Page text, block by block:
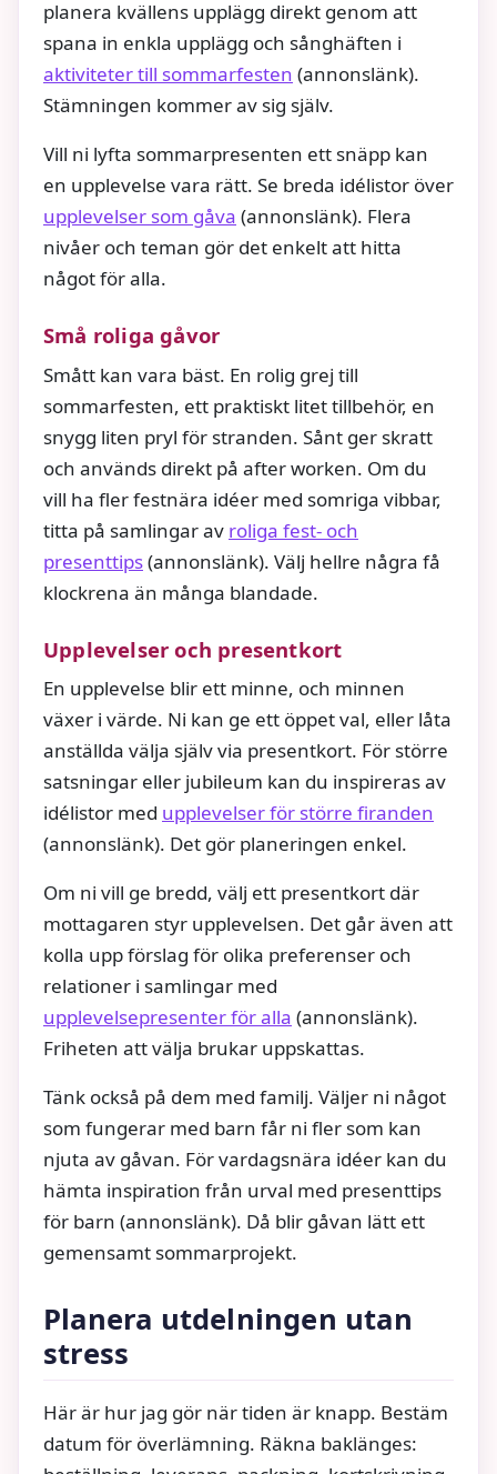
planera kvällens upplägg direkt genom att
spana in enkla upplägg och sånghäften i
aktiviteter till sommarfesten (annonslänk).
Stämningen kommer av sig själv.
Vill ni lyfta sommarpresenten ett snäpp kan
en upplevelse vara rätt. Se breda idélistor över
upplevelser som gåva (annonslänk). Flera
nivåer och teman gör det enkelt att hitta
något för alla.
Små roliga gåvor
Smått kan vara bäst. En rolig grej till
sommarfesten, ett praktiskt litet tillbehör, en
snygg liten pryl för stranden. Sånt ger skratt
och används direkt på after worken. Om du
vill ha fler festnära idéer med somriga vibbar,
titta på samlingar av roliga fest- och
presenttips(annonslänk). Välj hellre några få
klockrena än många blandade.
Upplevelser och presentkort
En upplevelse blir ett minne, och minnen
växer i värde. Ni kan ge ett öppet val, eller låta
anställda välja själv via presentkort. För större
satsningar eller jubileum kan du inspireras av
idélistor med upplevelser för större firanden
(annonslänk). Det gör planeringen enkel.
Om ni vill ge bredd, välj ett presentkort där
mottagaren styr upplevelsen. Det går även att
kolla upp förslag för olika preferenser och
relationer i samlingar med
upplevelsepresenter för alla (annonslänk).
Friheten att välja brukar uppskattas.
Tänk också på dem med familj. Väljer ni något
som fungerar med barn får ni fler som kan
njuta av gåvan. För vardagsnära idéer kan du
hämta inspiration från urval med presenttips
för barn (annonslänk). Då blir gåvan lätt ett
gemensamt sommarprojekt.
Planera utdelningen utan
stress
Här är hur jag gör när tiden är knapp. Bestäm
datum för överlämning. Räkna baklänges: